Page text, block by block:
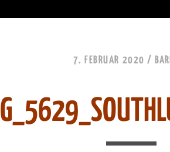
7. FEBRUAR 2020 /